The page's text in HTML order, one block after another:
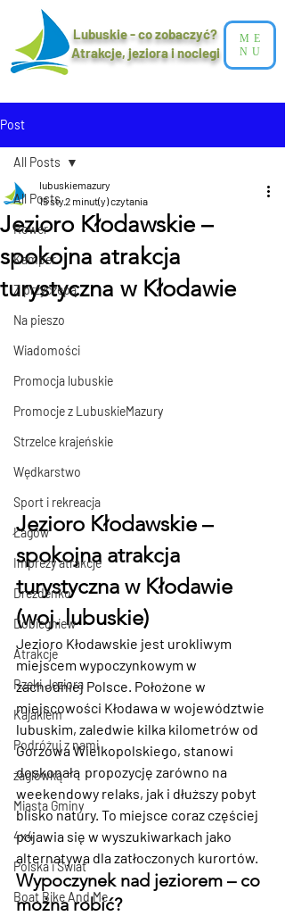
Lubuskie - co zobaczyć?
Atrakcje, jeziora i noclegi​
ME
NU
Post
All Posts
Rower
Kamper
Z przyczepą
Na pieszo
Wiadomości
Promocja lubuskie
Promocje z LubuskieMazury
Strzelce krajeńskie
Wędkarstwo
Sport i rekreacja
Łagów
Imprezy atrakcje
Drezdenko
Dobiegniew
Atrakcje
Rzeki Jeziora
Kajakiem
Podróżuj z nami
żaglówką
Miasta Gminy
4x4
Polska i Świat
Boat Bike And Me
All Posts
Jezioro Kłodawskie –
spokojna atrakcja
turystyczna w Kłodawie
lubuskiemazury
15 sty2 minut(y) czytania
Jezioro Kłodawskie –
spokojna atrakcja
turystyczna w Kłodawie
(woj. lubuskie)
Jezioro Kłodawskie jest urokliwym
miejscem wypoczynkowym w
zachodniej Polsce. Położone w
miejscowości Kłodawa w województwie
lubuskim, zaledwie kilka kilometrów od
Gorzowa Wielkopolskiego, stanowi
doskonałą propozycję zarówno na
weekendowy relaks, jak i dłuższy pobyt
blisko natury. To miejsce coraz częściej
pojawia się w wyszukiwarkach jako
alternatywa dla zatłoczonych kurortów.
Wypoczynek nad jeziorem – co
można robić?